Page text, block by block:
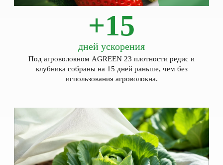
+15
дней ускорения
Под агроволокном AGREEN 23 плотности редис и
клубника собраны на 15 дней раньше, чем без
использования агроволокна.